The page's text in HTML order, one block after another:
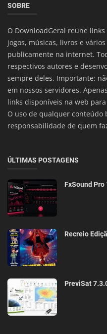
SOBRE
O DownloadGeral reúne
jogos, músicas, livros e
publicamente na internet.
respectivos autores e
sempre deles. Importante:
em nossos servidores.
links disponíveis na web
O uso de qualquer conteúdo
responsabilidade de quem
ÚLTIMAS POSTAGENS
FxSound Pro
Recreio
PreviSat